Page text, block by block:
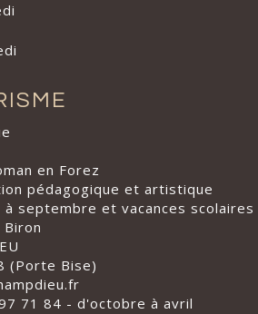
en Forez
pédagogique et artistique
septembre et vacances scolaires
(Porte Bise)
71 84 - d'octobre à avril